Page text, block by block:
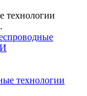
технологии